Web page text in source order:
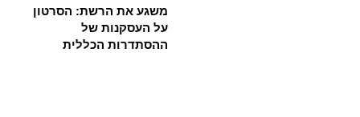
משגע את הרשת: הסרטון
על העסקנות של
ההסתדרות הכללית